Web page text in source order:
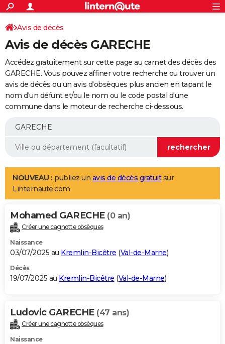
ACTUALITÉS
Politique
Société
Faits Divers
Education
Monde
Villes
+
SPORT
Coupe du monde 2026
Football
Tennis
Cyclisme
Rugby
Forum
Programme TV
TNT
Streaming
Cinéma
Sorties cinéma
Musique
+
FINANCE
Retraite
Epargne
Immobilier
Risques naturels par ville
Banque
Assurance
AUTO
Essais
Réserver un essai
Citadines
Berlines
SUV
Forum auto
+
Mobiles
Meilleur smartphone
Internet
Ordinateurs
Jeux vidéo
Guide high-tech
Aménagement intérieur
LIFESTYLE
Art de vivre
Bien-être
Loisirs
Mode
Modes de vie
Alimentation
Guide de la santé
Maladies
Médicaments
Sommeil
VOYAGE
Destinations
City break
Voyage nature
Voyage de noces
Forum
Climat
+PHOTO
GUIDES D'ACHAT
BONS PLANS
Carte de Noël
Carte Bonne année
Carte Saint-Valentin
Carte Pâques
Carte d'anniversaire
DICTIONNAIRE
Dictionnaire
Biographies
Citations
Expressions
Proverbes
PROGRAMME TV
Avis de décès
Avis de décès GARECHE
Accédez gratuitement sur cette page au carnet des décès des
GARECHE. Vous pouvez affiner votre recherche ou trouver un
avis de décès ou un avis d'obsèques plus ancien en tapant le
nom d'un défunt et/ou le nom ou le code postal d'une
commune dans le moteur de recherche ci-dessous.
NOUVEAU : publiez un avis de décès gratuitsur
Linternaute.com
Mohamed GARECHE (0 an)
Créer une cagnotte obsèques
Naissance
03/07/2025 au Kremlin-Bicêtre (Val-de-Marne)
Décès
19/07/2025 au Kremlin-Bicêtre (Val-de-Marne)
Ludovic GARECHE (47 ans)
Créer une cagnotte obsèques
Naissance